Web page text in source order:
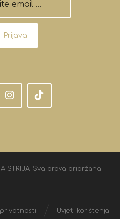
Prijava
STRIJA. Sva prava pridržana.
Uvjeti korištenja
privatnosti